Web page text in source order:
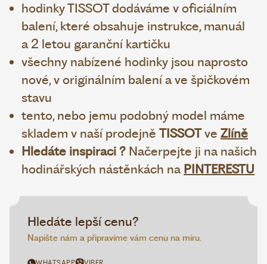
hodinky TISSOT dodáváme v oficiálním
balení, které obsahuje instrukce, manuál
a 2 letou garanční kartičku
všechny nabízené hodinky jsou naprosto
nové, v originálním balení a ve špičkovém
stavu
tento, nebo jemu podobný model máme
skladem v naší prodejně TISSOTve Zlíně
Hledáte inspiraci ? Načerpejte ji na našich
hodinářských nástěnkách na PINTERESTU
Hledáte lepší cenu?
Napište nám a připravíme vám cenu na míru.